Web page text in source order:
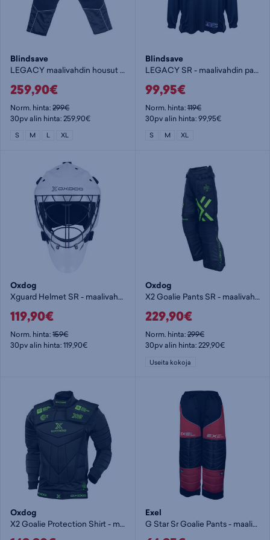
Blindsave
LEGACY maalivahdin housut RC SR
259,90€
Norm. hinta:299€
30pv alin hinta: 259,90€
S M L XL
Blindsave
LEGACY SR - maalivahdin paita
99,95€
Norm. hinta:119€
30pv alin hinta: 99,95€
S M XL
Oxdog
Xguard Helmet SR - maalivahdin maski
119,90€
Norm. hinta:159€
30pv alin hinta: 119,90€
Oxdog
X2 Goalie Pants SR - maalivahdin housut
229,90€
Norm. hinta:299€
30pv alin hinta: 229,90€
Useita kokoja
Oxdog
X2 Goalie Protection Shirt - maalivahdin rintapanssari
Exel
G Star Sr Goalie Pants - maalivahdin housut